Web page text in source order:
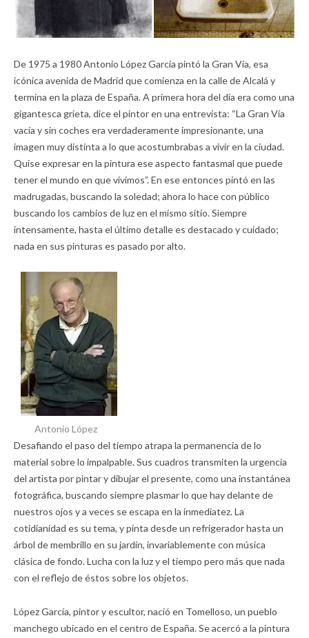
De 1975 a 1980 Antonio López García pintó la Gran Vía, esa
icónica avenida de Madrid que comienza en la calle de Alcalá y
termina en la plaza de España. A primera hora del día era como una
gigantesca grieta, dice el pintor en una entrevista: “La Gran Vía
vacía y sin coches era verdaderamente impresionante, una
imagen muy distinta a lo que acostumbrabas a vivir en la ciudad.
Quise expresar en la pintura ese aspecto fantasmal que puede
tener el mundo en que vivimos”. En ese entonces pintó en las
madrugadas, buscando la soledad; ahora lo hace con público
buscando los cambios de luz en el mismo sitio. Siempre
intensamente, hasta el último detalle es destacado y cuidado;
nada en sus pinturas es pasado por alto.
Antonio López
Desafiando el paso del tiempo atrapa la permanencia de lo
material sobre lo impalpable. Sus cuadros transmiten la urgencia
del artista por pintar y dibujar el presente, como una instantánea
fotográfica, buscando siempre plasmar lo que hay delante de
nuestros ojos y a veces se escapa en la inmediatez. La
cotidianidad es su tema, y pinta desde un refrigerador hasta un
árbol de membrillo en su jardín, invariablemente con música
clásica de fondo. Lucha con la luz y el tiempo pero más que nada
con el reflejo de éstos sobre los objetos.
López García, pintor y escultor, nació en Tomelloso, un pueblo
manchego ubicado en el centro de España. Se acercó a la pintura